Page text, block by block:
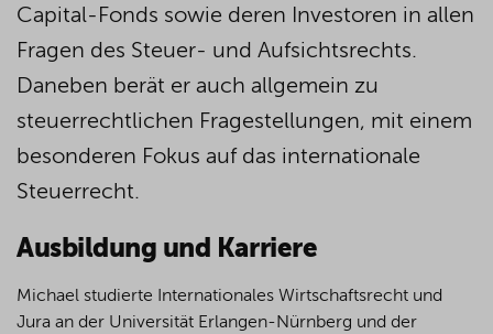
Capital-Fonds sowie deren Investoren in allen
Fragen des Steuer- und Aufsichtsrechts.
Daneben berät er auch allgemein zu
steuerrechtlichen Fragestellungen, mit einem
besonderen Fokus auf das internationale
Steuerrecht.
Ausbildung und Karriere
Michael studierte Internationales Wirtschaftsrecht und
Jura an der Universität Erlangen-Nürnberg und der